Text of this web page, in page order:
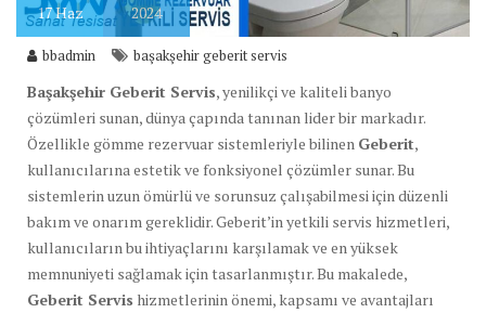
17Haz 2024
bbadmin başakşehir geberit servis
Başakşehir Geberit Servis, yenilikçi ve kaliteli banyo
çözümleri sunan, dünya çapında tanınan lider bir markadır.
Özellikle gömme rezervuar sistemleriyle bilinen Geberit,
kullanıcılarına estetik ve fonksiyonel çözümler sunar. Bu
sistemlerin uzun ömürlü ve sorunsuz çalışabilmesi için düzenli
bakım ve onarım gereklidir. Geberit’in yetkili servis hizmetleri,
kullanıcıların bu ihtiyaçlarını karşılamak ve en yüksek
memnuniyeti sağlamak için tasarlanmıştır. Bu makalede,
Geberit Servis hizmetlerinin önemi, kapsamı ve avantajları